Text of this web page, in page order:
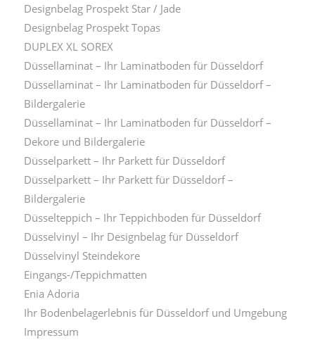
Designbelag Prospekt Star / Jade
Designbelag Prospekt Topas
DUPLEX XL SOREX
Düssellaminat – Ihr Laminatboden für Düsseldorf
Düssellaminat – Ihr Laminatboden für Düsseldorf –
Bildergalerie
Düssellaminat – Ihr Laminatboden für Düsseldorf –
Dekore und Bildergalerie
Düsselparkett – Ihr Parkett für Düsseldorf
Düsselparkett – Ihr Parkett für Düsseldorf –
Bildergalerie
Düsselteppich – Ihr Teppichboden für Düsseldorf
Düsselvinyl – Ihr Designbelag für Düsseldorf
Düsselvinyl Steindekore
Eingangs-/Teppichmatten
Enia Adoria
Ihr Bodenbelagerlebnis für Düsseldorf und Umgebung
Impressum